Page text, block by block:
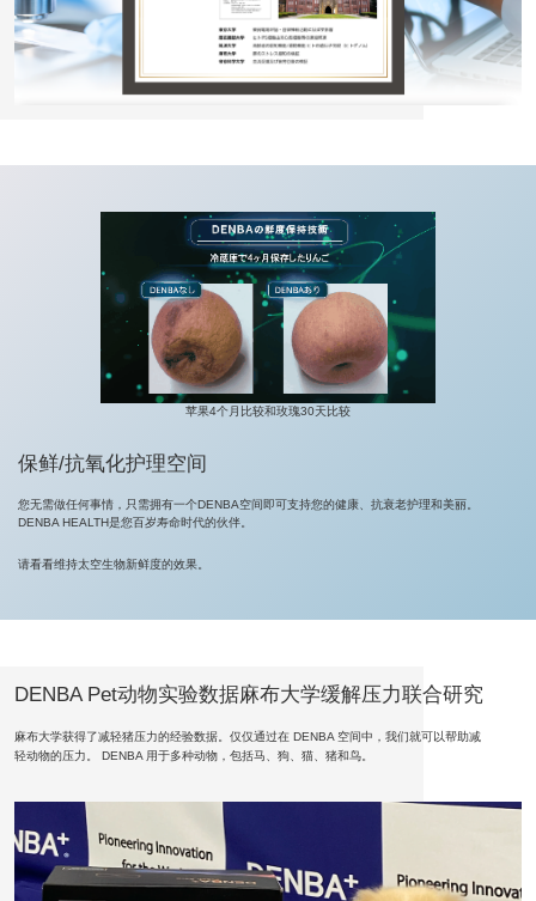
苹果4个月比较和玫瑰30天比较
保鲜/抗氧化护理空间
您无需做任何事情，只需拥有一个DENBA空间即可支持您的健康、抗衰老护理和美丽。
DENBA HEALTH是您百岁寿命时代的伙伴。
请看看维持太空生物新鲜度的效果。
DENBA Pet动物实验数据麻布大学缓解压力联合研究
麻布大学获得了减轻猪压力的经验数据。仅仅通过在 DENBA 空间中，我们就可以帮助减
轻动物的压力。 DENBA 用于多种动物，包括马、狗、猫、猪和鸟。